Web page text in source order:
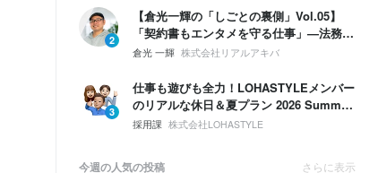
2
【倉光一輝の「しごとの裏側」Vol.05】
「契約書もエンタメを守る仕事」—法務は
ブレーキじゃない。挑戦するための保険。
倉光 一輝 株式会社リアルアキバ
3
仕事も遊びも全力！LOHASTYLEメンバー
のリアルな休日＆夏プラン 2026 Summer
🌴☀️
採用課 株式会社LOHASTYLE
今週の人気の投稿 さらに表示